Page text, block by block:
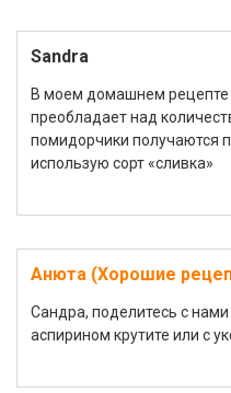
Sandra
В моем домашнем рецепте
преобладает над
помидорчики получаются
использую сорт «сливка»
Анюта (Хорошие
Сандра, поделитесь с
аспирином крутите или с